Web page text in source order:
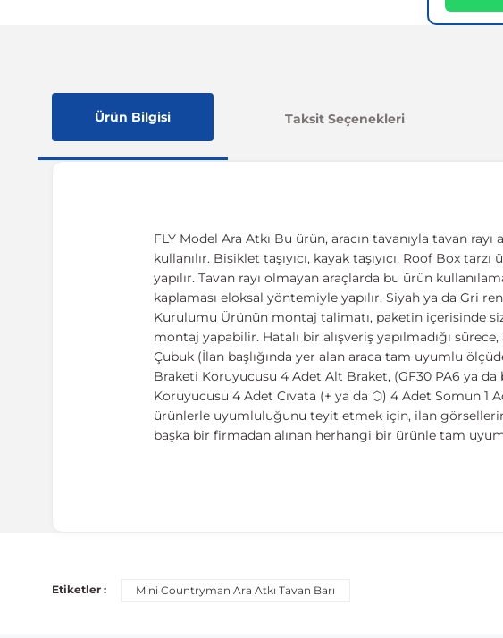
Ürün Bilgisi Taksit Seçenekleri
FLY Model Ara Atkı Bu ürün, aracın tavanıyla tavan
kullanılır. Bisiklet taşıyıcı, kayak taşıyıcı, Roof Box
yapılır. Tavan rayı olmayan araçlarda bu ürün
kaplaması eloksal yöntemiyle yapılır. Siyah ya da Gri
Kurulumu Ürünün montaj talimatı, paketin içerisinde
montaj yapabilir. Hatalı bir alışveriş yapılmadığı
Çubuk (İlan başlığında yer alan araca tam uyumlu
Braketi Koruyucusu 4 Adet Alt Braket, (GF30 PA6 ya
Koruyucusu 4 Adet Cıvata (+ ya da ⬡) 4 Adet Somun
ürünlerle uyumluluğunu teyit etmek için, ilan
başka bir firmadan alınan herhangi bir ürünle tam
Etiketler : Mini Countryman Ara Atkı Tavan Barı